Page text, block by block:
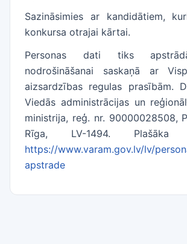
Sazināsimies ar kandidātiem,
konkursa otrajai kārtai.
Personas dati tiks
nodrošināšanai saskaņā ar
aizsardzības regulas prasībām.
Viedās administrācijas un
ministrija, reģ. nr. 90000028508,
Rīga, LV-1494. Plašāka
https://www.varam.gov.lv/lv/
apstrade